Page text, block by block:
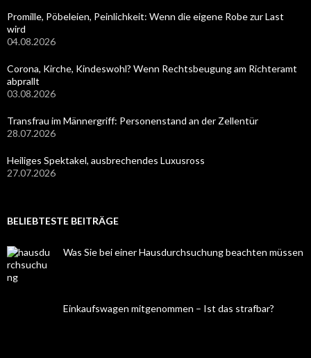
Promille, Pöbeleien, Peinlichkeit: Wenn die eigene Robe zur Last
wird
04.08.2026
Corona, Kirche, Kindeswohl? Wenn Rechtsbeugung am Richteramt
abprallt
03.08.2026
Transfrau im Männergriff: Personenstand an der Zellentür
28.07.2026
Heiliges Spektakel, ausbrechendes Luxusross
27.07.2026
BELIEBTESTE BEITRÄGE
Was Sie bei einer Hausdurchsuchung beachten müssen
Einkaufswagen mitgenommen – Ist das strafbar?